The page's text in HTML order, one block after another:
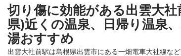
切り傷に効能がある出雲大社
県)近くの温泉、日帰り温泉
湯おすすめ
出雲大社前駅は島根県出雲市にある一畑電車大社線な